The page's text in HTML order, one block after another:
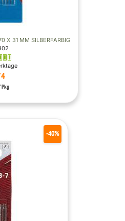
X 31 MM SILBERFARBIG
Pkg
-40%